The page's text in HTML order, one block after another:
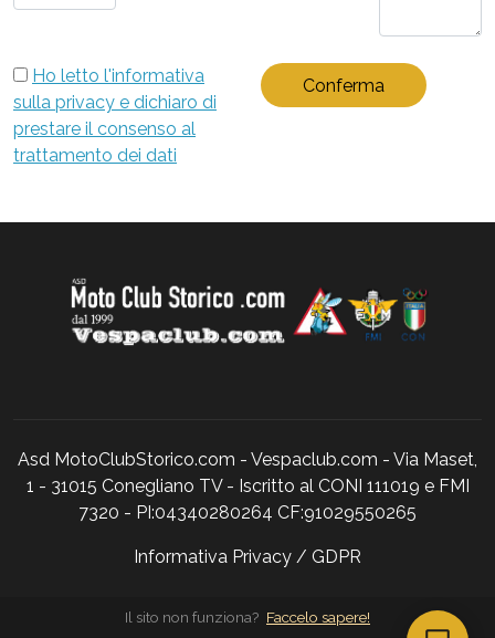
Ho letto l'informativa
sulla privacy e dichiaro di
prestare il consenso al
trattamento dei dati
Asd MotoClubStorico.com - Vespaclub.com - Via Maset,
1 - 31015 Conegliano TV - Iscritto al CONI 111019 e FMI
7320 - PI:04340280264 CF:91029550265
Informativa Privacy / GDPR
Il sito non funziona? Faccelo sapere!